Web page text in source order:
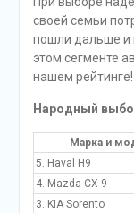
своей семьи
пошли дальше и
этом сегменте
нашем рейтинге!
Народный
Марка и
5. Haval H9
4. Mazda CX-9
3. KIA Sorento